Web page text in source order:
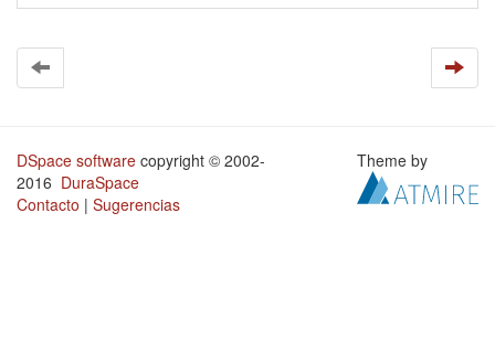
DSpace software copyright © 2002-
2016 DuraSpace
Contacto | Sugerencias
Theme by